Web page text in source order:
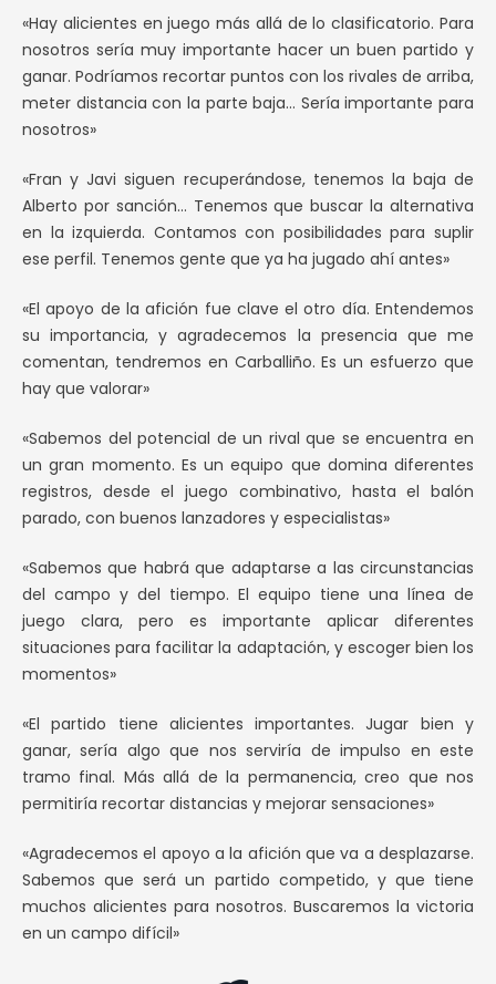
«Hay alicientes en juego más allá de lo clasificatorio. Para
nosotros sería muy importante hacer un buen partido y
ganar. Podríamos recortar puntos con los rivales de arriba,
meter distancia con la parte baja… Sería importante para
nosotros»
«Fran y Javi siguen recuperándose, tenemos la baja de
Alberto por sanción… Tenemos que buscar la alternativa
en la izquierda. Contamos con posibilidades para suplir
ese perfil. Tenemos gente que ya ha jugado ahí antes»
«El apoyo de la afición fue clave el otro día. Entendemos
su importancia, y agradecemos la presencia que me
comentan, tendremos en Carballiño. Es un esfuerzo que
hay que valorar»
«Sabemos del potencial de un rival que se encuentra en
un gran momento. Es un equipo que domina diferentes
registros, desde el juego combinativo, hasta el balón
parado, con buenos lanzadores y especialistas»
«Sabemos que habrá que adaptarse a las circunstancias
del campo y del tiempo. El equipo tiene una línea de
juego clara, pero es importante aplicar diferentes
situaciones para facilitar la adaptación, y escoger bien los
momentos»
«El partido tiene alicientes importantes. Jugar bien y
ganar, sería algo que nos serviría de impulso en este
tramo final. Más allá de la permanencia, creo que nos
permitiría recortar distancias y mejorar sensaciones»
«Agradecemos el apoyo a la afición que va a desplazarse.
Sabemos que será un partido competido, y que tiene
muchos alicientes para nosotros. Buscaremos la victoria
en un campo difícil»